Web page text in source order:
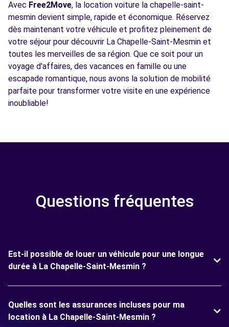
Avec Free2Move, la location voiture la chapelle-saint-
mesmin devient simple, rapide et économique. Réservez
dès maintenant votre véhicule et profitez pleinement de
votre séjour pour découvrir La Chapelle-Saint-Mesmin et
toutes les merveilles de sa région. Que ce soit pour un
voyage d'affaires, des vacances en famille ou une
escapade romantique, nous avons la solution de mobilité
parfaite pour transformer votre visite en une expérience
inoubliable!
Questions fréquentes
Est-il possible de louer un véhicule pour une longue
durée à La Chapelle-Saint-Mesmin ?
Quelles sont les assurances incluses pour ma
location à La Chapelle-Saint-Mesmin ?